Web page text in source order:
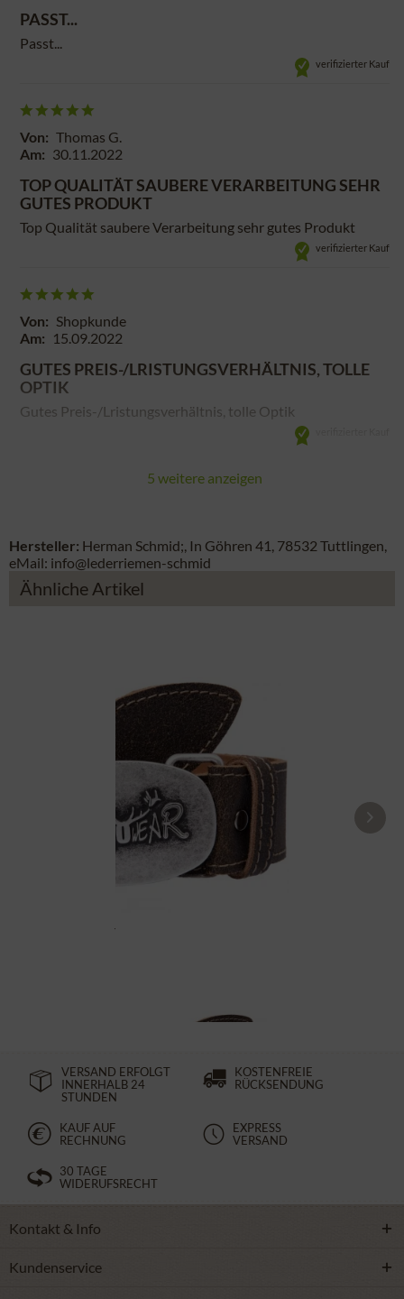
PASST...
Passt...
verifizierter Kauf
Von: Thomas G.
Am: 30.11.2022
TOP QUALITÄT SAUBERE VERARBEITUNG SEHR
GUTES PRODUKT
Top Qualität saubere Verarbeitung sehr gutes Produkt
verifizierter Kauf
Von: Shopkunde
Am: 15.09.2022
GUTES PREIS-/LRISTUNGSVERHÄLTNIS, TOLLE
OPTIK
Gutes Preis-/Lristungsverhältnis, tolle Optik
5 weitere anzeigen
Hersteller: Herman Schmid;, In Göhren 41, 78532 Tuttlingen,
eMail: info@lederriemen-schmid
Ähnliche Artikel
Trachtengürtel 70926 braun
VERSAND ERFOLGT
INNERHALB 24
STUNDEN
KOSTENFREIE
RÜCKSENDUNG
KAUF AUF
RECHNUNG
EXPRESS
VERSAND
30 TAGE
WIDERUFSRECHT
Kontakt & Info
Kundenservice